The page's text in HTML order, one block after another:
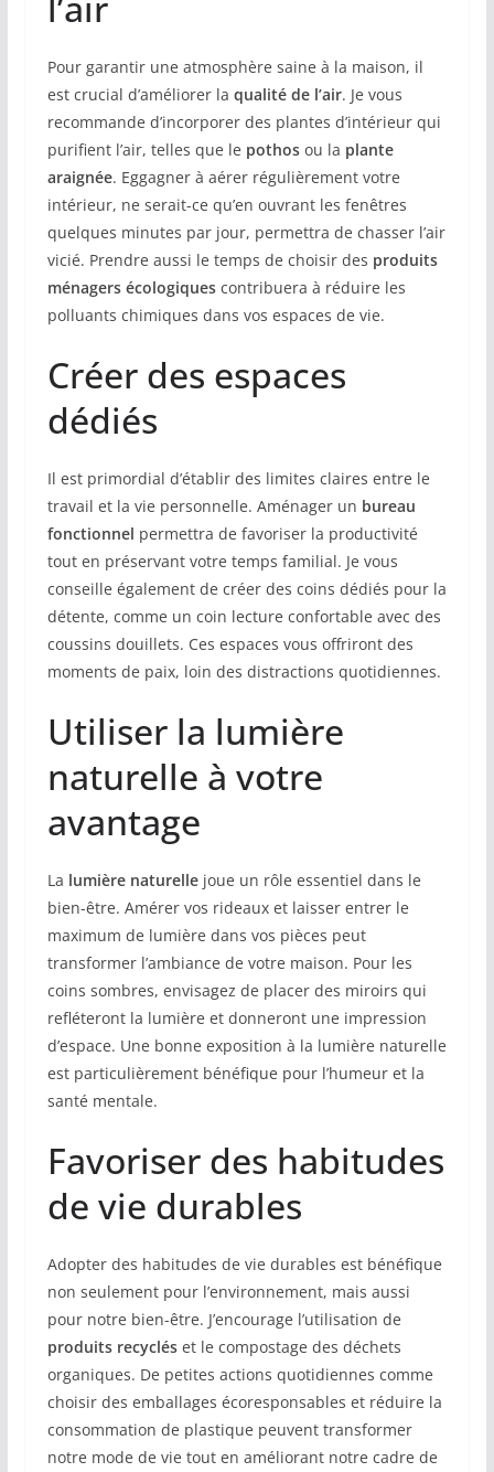
Pour garantir une atmosphère saine à la maison, il
est crucial d’améliorer la qualité de l’air. Je vous
recommande d’incorporer des plantes d’intérieur qui
purifient l’air, telles que le pothosou la plante
araignée. Eggagner à aérer régulièrement votre
intérieur, ne serait-ce qu’en ouvrant les fenêtres
quelques minutes par jour, permettra de chasser l’air
vicié. Prendre aussi le temps de choisir des produits
ménagers écologiquescontribuera à réduire les
polluants chimiques dans vos espaces de vie.
Créer des espaces
dédiés
Il est primordial d’établir des limites claires entre le
travail et la vie personnelle. Aménager un bureau
fonctionnel permettra de favoriser la productivité
tout en préservant votre temps familial. Je vous
conseille également de créer des coins dédiés pour la
détente, comme un coin lecture confortable avec des
coussins douillets. Ces espaces vous offriront des
moments de paix, loin des distractions quotidiennes.
Utiliser la lumière
naturelle à votre
avantage
La lumière naturellejoue un rôle essentiel dans le
bien-être. Amérer vos rideaux et laisser entrer le
maximum de lumière dans vos pièces peut
transformer l’ambiance de votre maison. Pour les
coins sombres, envisagez de placer des miroirs qui
refléteront la lumière et donneront une impression
d’espace. Une bonne exposition à la lumière naturelle
est particulièrement bénéfique pour l’humeur et la
santé mentale.
Favoriser des habitudes
de vie durables
Adopter des habitudes de vie durables est bénéfique
non seulement pour l’environnement, mais aussi
pour notre bien-être. J’encourage l’utilisation de
produits recycléset le compostage des déchets
organiques. De petites actions quotidiennes comme
choisir des emballages écoresponsables et réduire la
consommation de plastique peuvent transformer
notre mode de vie tout en améliorant notre cadre de